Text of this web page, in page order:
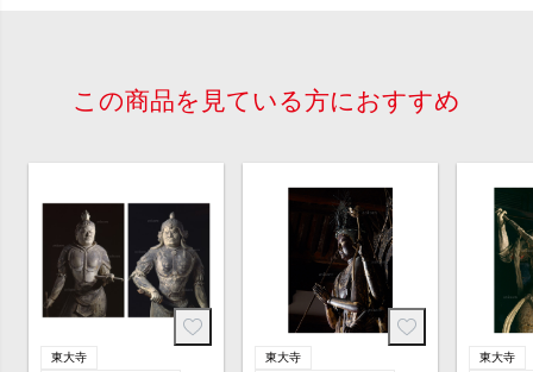
この商品を見ている方におすすめ
東大寺
東大寺
東大寺